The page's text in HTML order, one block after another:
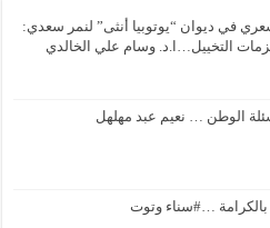
في ديوان “يوتوبيا أنثى” لنمر سعدي:
التخييل…ا.د. وسام علي الخالدي
الوطن … نعيم عبد مهلهل
…#سناء وتوت